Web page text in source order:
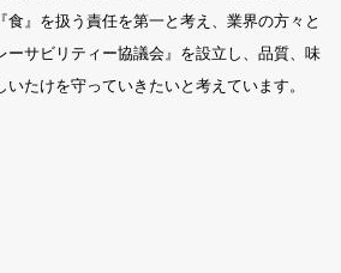
』を扱う責任を第一と考え、業界の方々と
ーサビリティー協議会』を設立し、品質、味
たけを守っていきたいと考えています。